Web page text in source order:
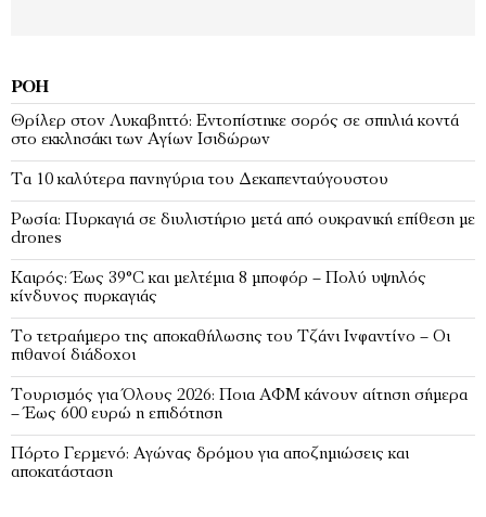
ΡΟΉ
Θρίλερ στον Λυκαβηττό: Εντοπίστηκε σορός σε σπηλιά κοντά
στο εκκλησάκι των Αγίων Ισιδώρων
Τα 10 καλύτερα πανηγύρια του Δεκαπενταύγουστου
Ρωσία: Πυρκαγιά σε διυλιστήριο μετά από ουκρανική επίθεση με
drones
Καιρός: Έως 39°C και μελτέμια 8 μποφόρ – Πολύ υψηλός
κίνδυνος πυρκαγιάς
Το τετραήμερο της αποκαθήλωσης του Τζάνι Ινφαντίνο – Οι
πιθανοί διάδοχοι
Τουρισμός για Όλους 2026: Ποια ΑΦΜ κάνουν αίτηση σήμερα
– Έως 600 ευρώ η επιδότηση
Πόρτο Γερμενό: Αγώνας δρόμου για αποζημιώσεις και
αποκατάσταση